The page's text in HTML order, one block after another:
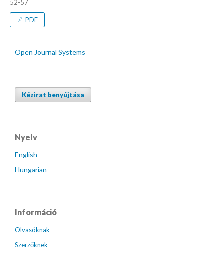
52-57
PDF
Open Journal Systems
Kézirat benyújtása
Nyelv
English
Hungarian
Információ
Olvasóknak
Szerzőknek